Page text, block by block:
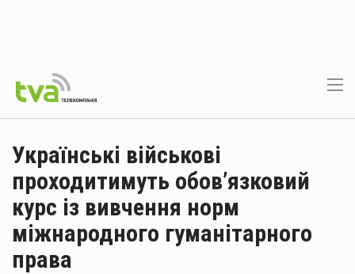
Українські військові
проходитимуть обов’язковий
курс із вивчення норм
міжнародного гуманітарного
права